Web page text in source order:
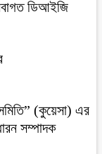
নবাগত ডিআইজি
(কুয়েসা) এর
সম্পাদক